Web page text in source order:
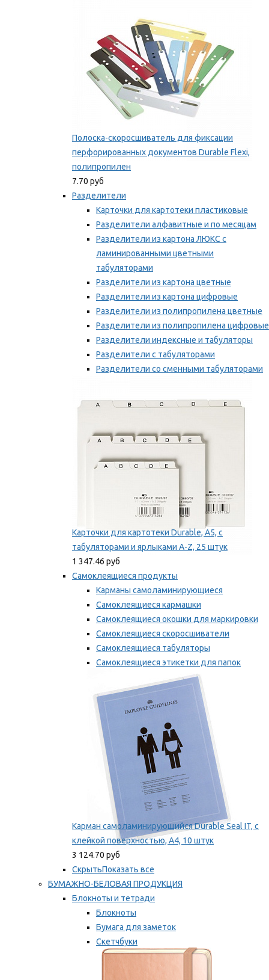
Полоска-скоросшиватель для фиксации
перфорированных документов Durable Flexi,
полипропилен
7.70 руб
Разделители
Карточки для картотеки пластиковые
Разделители алфавитные и по месяцам
Разделители из картона ЛЮКС с
ламинированными цветными
табуляторами
Разделители из картона цветные
Разделители из картона цифровые
Разделители из полипропилена цветные
Разделители из полипропилена цифровые
Разделители индексные и табуляторы
Разделители с табуляторами
Разделители со сменными табуляторами
Карточки для картотеки Durable, A5, с
табуляторами и ярлыками A-Z, 25 штук
1 347.46 руб
Самоклеящиеся продукты
Карманы самоламинирующиеся
Самоклеящиеся кармашки
Самоклеящиеся окошки для маркировки
Самоклеящиеся скоросшиватели
Самоклеящиеся табуляторы
Самоклеящиеся этикетки для папок
Таблички для маркировки
Мы рекомендуем
Карман самоламинирующийся Durable Seal IT, с
клейкой поверхностью, A4, 10 штук
3 124.70 руб
СкрытьПоказать все
БУМАЖНО-БЕЛОВАЯ ПРОДУКЦИЯ
Блокноты и тетради
Блокноты
Бумага для заметок
Скетчбуки
Тетради